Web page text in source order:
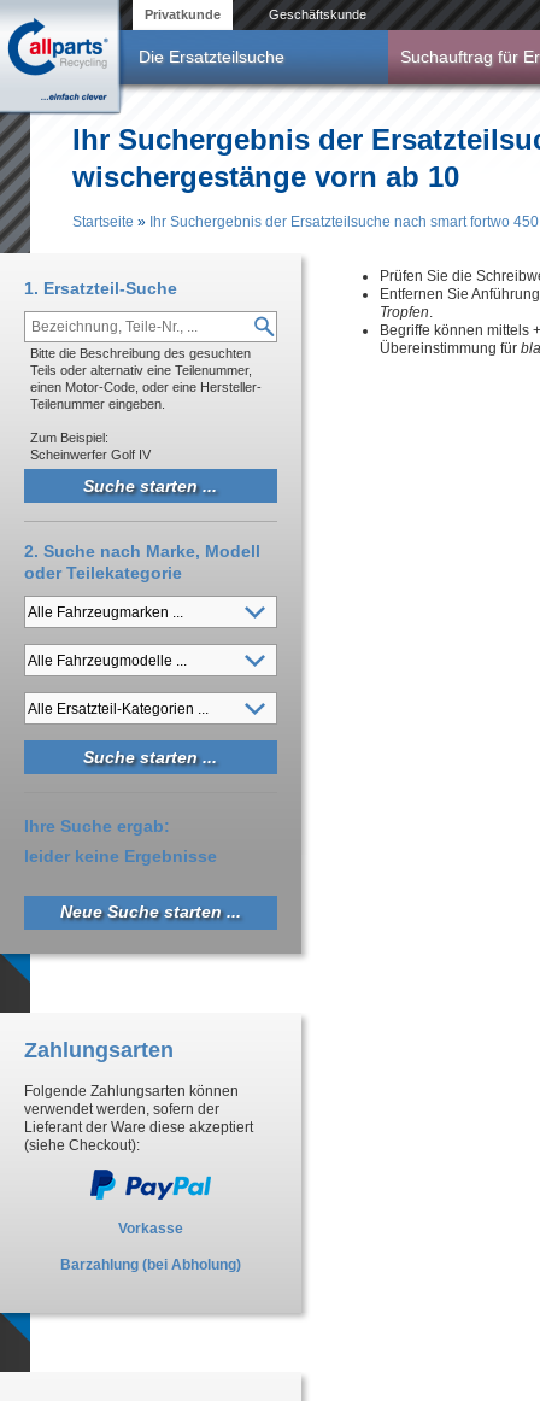
Privatkunde Geschäftskunde
Die Ersatzteilsuche Suchauftrag für
Ihr Suchergebnis der
wischergestänge vorn ab 10
Startseite » Ihr Suchergebnis der Ersatzteilsuche nach smart fortwo
Prüfen Sie die
Entfernen Sie
Tropfen.
Begriffe können mittels
Übereinstimmung für
1. Ersatzteil-Suche
Bitte die Beschreibung des gesuchten
Teils oder alternativ eine Teilenummer,
einen Motor-Code, oder eine Hersteller-
Teilenummer eingeben.
Zum Beispiel:
Scheinwerfer Golf IV
2. Suche nach Marke, Modell
oder Teilekategorie
Ihre Suche ergab:
leider keine Ergebnisse
Neue Suche starten ...
Zahlungsarten
Folgende Zahlungsarten können
verwendet werden, sofern der
Lieferant der Ware diese akzeptiert
(siehe Checkout):
Vorkasse
Barzahlung (bei Abholung)